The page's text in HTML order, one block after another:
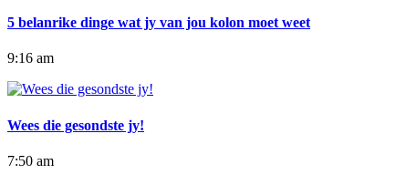
5 belanrike dinge wat jy van jou kolon moet weet
9:16 am
Wees die gesondste jy!
7:50 am